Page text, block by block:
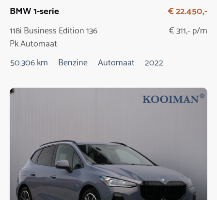
BMW 1-serie
118i Business Edition 136
Pk Automaat
€ 22.450,-
€ 311,- p/m
50.306 km Benzine Automaat 2022